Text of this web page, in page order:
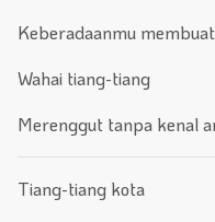
Keberadaanmu
Wahai tiang-tiang
Merenggut tanpa kenal
Tiang-tiang kota